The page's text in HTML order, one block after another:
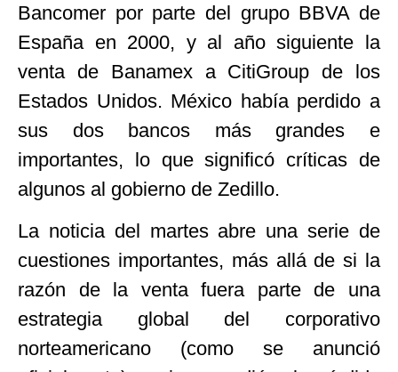
Bancomer por parte del grupo BBVA de
España en 2000, y al año siguiente la
venta de Banamex a CitiGroup de los
Estados Unidos. México había perdido a
sus dos bancos más grandes e
importantes, lo que significó críticas de
algunos al gobierno de Zedillo.
La noticia del martes abre una serie de
cuestiones importantes, más allá de si la
razón de la venta fuera parte de una
estrategia global del corporativo
norteamericano (como se anunció